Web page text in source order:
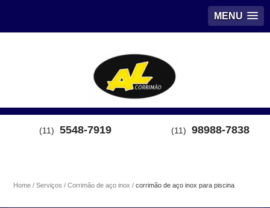
MENU
(11) 5548-7919 (11) 98988-7838
Home Serviços Corrimão de aço inox corrimão de aço inox para piscina